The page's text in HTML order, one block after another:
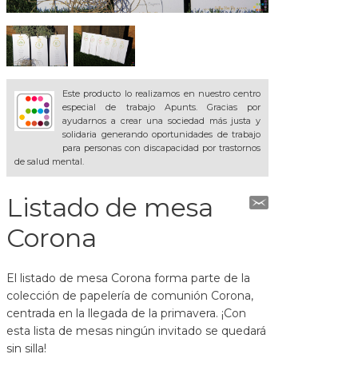
Este producto lo realizamos en nuestro centro
especial de trabajo Apunts. Gracias por
ayudarnos a crear una sociedad más justa y
solidaria generando oportunidades de trabajo
para personas con discapacidad por trastornos
de salud mental.
Listado de mesa
Corona
El listado de mesa Corona forma parte de la
colección de papelería de comunión Corona,
centrada en la llegada de la primavera. ¡Con
esta lista de mesas ningún invitado se quedará
sin silla!